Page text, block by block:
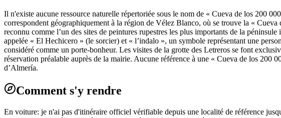
Il n'existe aucune ressource naturelle répertoriée sous le nom de « Cueva de los 200
correspondent géographiquement à la région de Vélez Blanco, où se trouve la «
reconnu comme l’un des sites de peintures rupestres les plus importants de la
appelée « El Hechicero » (le sorcier) et « l’indalo », un symbole représentant une
considéré comme un porte-bonheur. Les visites de la grotte des Letreros se font
réservation préalable auprès de la mairie. Aucune référence à une « Cueva de los 200
d’Almería.
Comment s'y rendre
En voiture: je n'ai pas d'itinéraire officiel vérifiable depuis une localité de référence